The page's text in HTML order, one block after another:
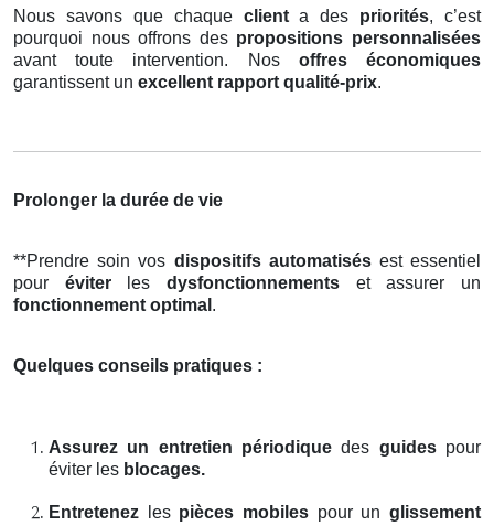
Nous savons que chaque clienta des priorités, c’est
pourquoi nous offrons des propositions personnalisées
avant toute intervention. Nos offres économiques
garantissent un excellent rapport qualité-prix.
Prolonger la durée de vie
**Prendre soin vos dispositifs automatisésest essentiel
pour éviterlesdysfonctionnements et assurer un
fonctionnement optimal .
Quelques conseils pratiques :
Assurez un entretien périodique des guidespour
éviter les blocages.
Entretenez les pièces mobiles pour unglissement